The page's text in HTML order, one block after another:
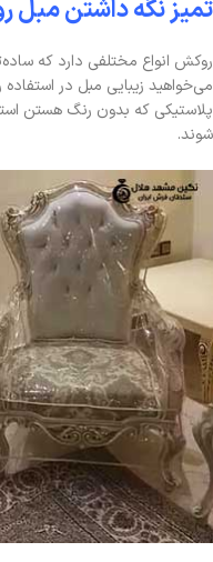
تمیز نگه داشتن مبل
روکش انواع مختلفی دارد که
می‌خواهید زیبایی مبل در استفاده
پلاستیکی که بدون رنگ هستن
شوند.